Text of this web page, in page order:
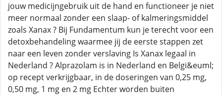
jouw medicijngebruik uit de hand en functioneer je niet
meer normaal zonder een slaap- of kalmeringsmiddel
zoals Xanax ? Bij Fundamentum kun je terecht voor een
detoxbehandeling waarmee jij de eerste stappen zet
naar een leven zonder verslaving Is Xanax legaal in
Nederland ? Alprazolam is in Nederland en Belgi&euml;
op recept verkrijgbaar, in de doseringen van 0,25 mg,
0,50 mg, 1 mg en 2 mg Echter worden buiten